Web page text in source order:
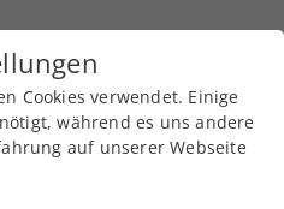
Cookies verwendet. Einige
während es uns andere
auf unserer Webseite